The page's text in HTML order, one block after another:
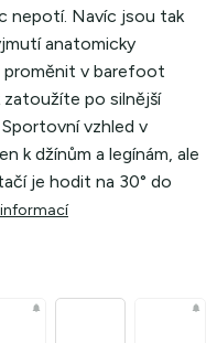
nepotí. Navíc jsou tak
anatomicky
proměnit v barefoot
zatoužíte po silnější
vzhled v
k džínům a legínám, ale
je hodit na 30° do